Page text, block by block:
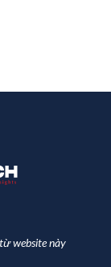
website này